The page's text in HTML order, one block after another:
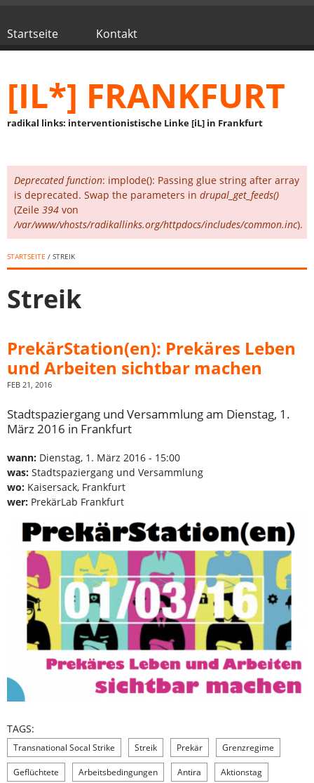
Hauptmenü
Startseite Kontakt
[IL*] FRANKFURT
radikal links: interventionistische Linke [iL] in Frankfurt
Fehlermeldung
Deprecated function: implode(): Passing glue string after array
is deprecated. Swap the parameters in drupal_get_feeds()
(Zeile 394 von
/var/www/vhosts/radikallinks.org/httpdocs/includes/common.inc).
STARTSEITE / STREIK
Streik
PrekärStation(en): Prekäres Leben
und Arbeiten sichtbar machen
FEB 21, 2016
Stadtspaziergang und Versammlung am Dienstag, 1.
März 2016 in Frankfurt
wann: Dienstag, 1. März 2016 - 15:00
was: Stadtspaziergang und Versammlung
wo: Kaisersack, Frankfurt
wer: PrekärLab Frankfurt
TAGS:
Transnational Socal Strike Streik Prekär Grenzregime
Geflüchtete Arbeitsbedingungen Antira Aktionstag